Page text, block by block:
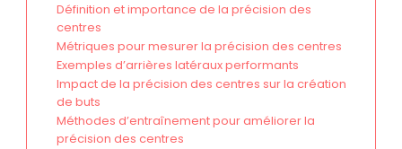
Définition et importance de la précision des
centres
Métriques pour mesurer la précision des centres
Exemples d’arrières latéraux performants
Impact de la précision des centres sur la création
de buts
Méthodes d’entraînement pour améliorer la
précision des centres